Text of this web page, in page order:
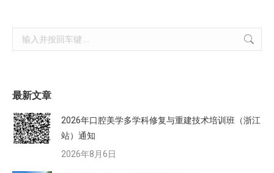
Search:
最新文章
2026年口腔美学多学科修复与重建技术培训班（浙江
站）通知
2026年8月6日